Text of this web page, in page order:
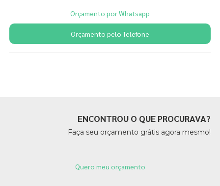
Orçamento por Whatsapp
Orçamento pelo Telefone
ENCONTROU O QUE PROCURAVA?
Faça seu orçamento grátis agora mesmo!
Quero meu orçamento